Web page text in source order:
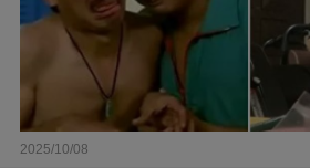
2025/10/08